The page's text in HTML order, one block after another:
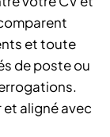
et toute
de poste ou
et aligné avec